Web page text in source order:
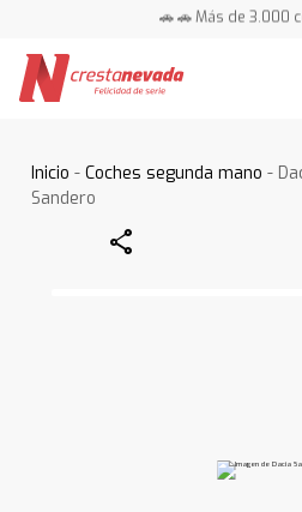
🚗 🚗 Más de 3.000
Inicio -Coches segunda mano -
Sandero
Share